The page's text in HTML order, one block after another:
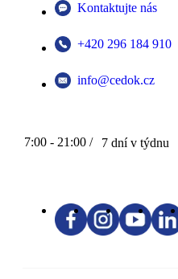
Kontaktujte nás
+420 296 184 910
info@cedok.cz
7:00 - 21:00 / 7 dní v týdnu